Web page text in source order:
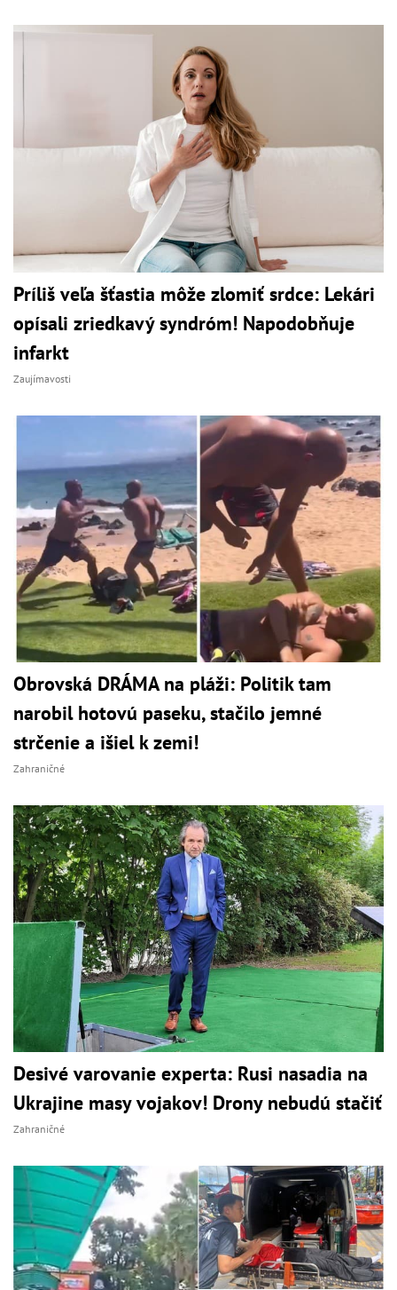
Príliš veľa šťastia môže zlomiť srdce: Lekári
opísali zriedkavý syndróm! Napodobňuje
infarkt
Zaujímavosti
Obrovská DRÁMA na pláži: Politik tam
narobil hotovú paseku, stačilo jemné
strčenie a išiel k zemi!
Zahraničné
Desivé varovanie experta: Rusi nasadia na
Ukrajine masy vojakov! Drony nebudú stačiť
Zahraničné